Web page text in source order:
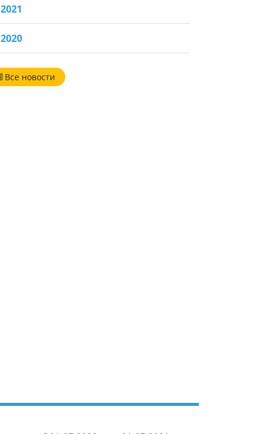
2021
2020
Все новости